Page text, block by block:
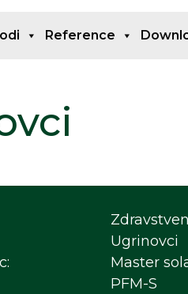
Reference
Ugrinovci
Master
PFM-S